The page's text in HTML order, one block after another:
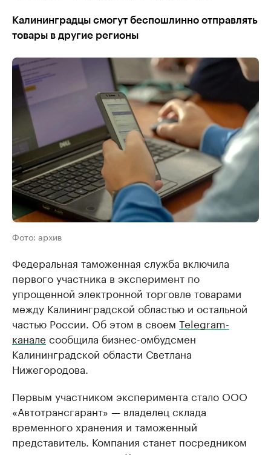
Калининградцы смогут беспошлинно отправлять
товары в другие регионы
Фото: архив
Федеральная таможенная служба включила
первого участника в эксперимент по
упрощенной электронной торговле товарами
между Калининградской областью и остальной
частью России. Об этом в своем Telegram-
канале сообщила бизнес-омбудсмен
Калининградской области Светлана
Нижегородова.
Первым участником эксперимента стало ООО
«Автотрансгарант» — владелец склада
временного хранения и таможенный
представитель. Компания станет посредником